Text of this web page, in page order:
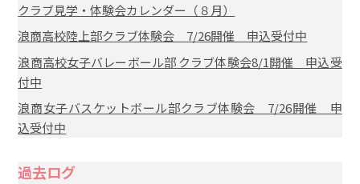
クラブ見学・体験会カレンダー（８月）
浪商高校陸上部クラブ体験会 7/26開催 申込受付中
浪商高校女子バレーボール部 クラブ体験会8/1開催 申込受
付中
浪商女子バスケットボール部クラブ体験会 7/26開催 申
込受付中
過去ログ